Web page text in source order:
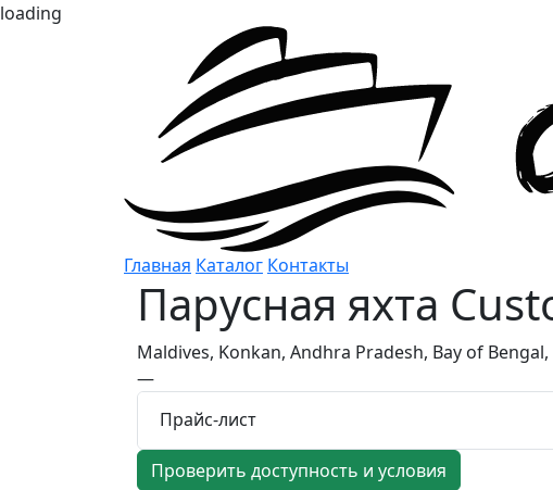
loading
Главная Каталог Контакты
Парусная яхта
Maldives, Konkan, Andhra Pradesh, Bay of
—
Прайс-лист
Проверить доступность и условия